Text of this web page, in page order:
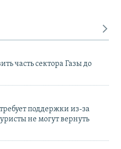
часть сектора Газы до
поддержки из-за
не могут вернуть